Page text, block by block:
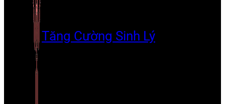
Tăng Cường Sinh Lý